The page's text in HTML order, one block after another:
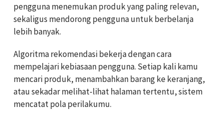
pengguna menemukan produk yang paling relevan,
sekaligus mendorong pengguna untuk berbelanja
lebih banyak.
Algoritma rekomendasi bekerja dengan cara
mempelajari kebiasaan pengguna. Setiap kali kamu
mencari produk, menambahkan barang ke keranjang,
atau sekadar melihat-lihat halaman tertentu, sistem
mencatat pola perilakumu.